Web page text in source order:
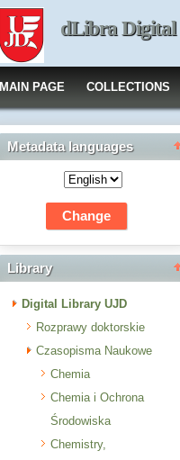
dLibra
MAIN PAGE COLLECTIONS
Metadata languages
Library
Digital Library UJD
Rozprawy doktorskie
Czasopisma Naukowe
Chemia
Chemia i Ochrona
Środowiska
Chemistry,